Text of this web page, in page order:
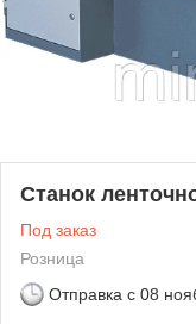
Станок
Под заказ
Розница
Отправка с 08